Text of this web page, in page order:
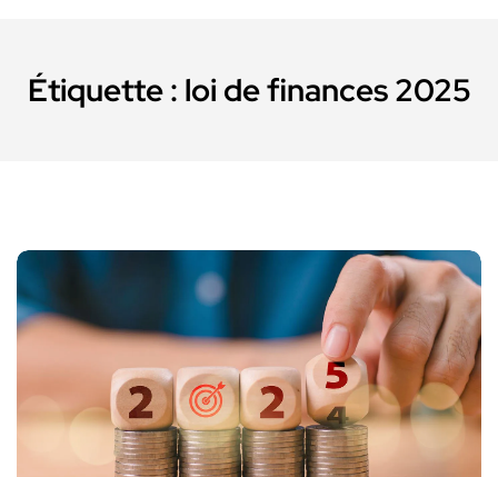
Étiquette : loi de finances 2025